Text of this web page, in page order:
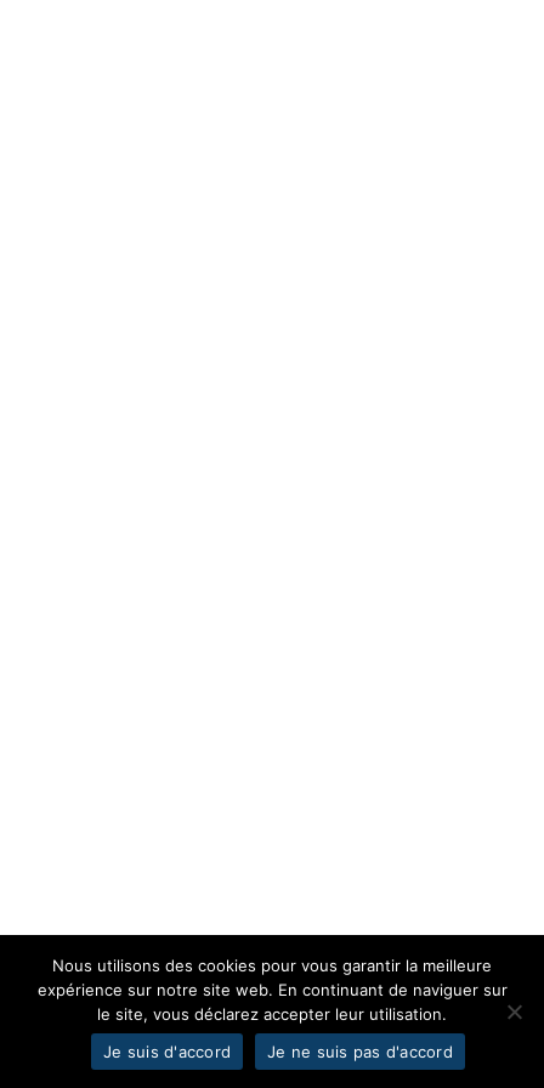
Nous utilisons des cookies pour vous garantir la meilleure
expérience sur notre site web. En continuant de naviguer sur
le site, vous déclarez accepter leur utilisation.
Je suis d'accord
Je ne suis pas d'accord